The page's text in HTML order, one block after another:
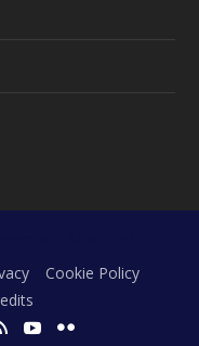
Cookie Policy